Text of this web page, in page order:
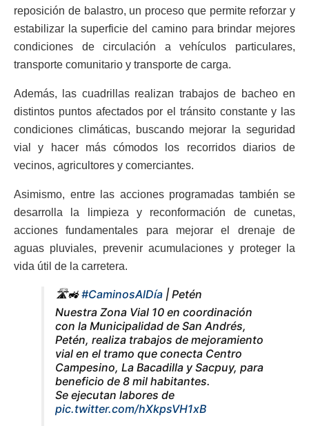
reposición de balastro, un proceso que permite reforzar y
estabilizar la superficie del camino para brindar mejores
condiciones de circulación a vehículos particulares,
transporte comunitario y transporte de carga.
Además, las cuadrillas realizan trabajos de bacheo en
distintos puntos afectados por el tránsito constante y las
condiciones climáticas, buscando mejorar la seguridad
vial y hacer más cómodos los recorridos diarios de
vecinos, agricultores y comerciantes.
Asimismo, entre las acciones programadas también se
desarrolla la limpieza y reconformación de cunetas,
acciones fundamentales para mejorar el drenaje de
aguas pluviales, prevenir acumulaciones y proteger la
vida útil de la carretera.
🛣️🚜#CaminosAlDía | Petén
Nuestra Zona Vial 10 en coordinación
con la Municipalidad de San Andrés,
Petén, realiza trabajos de mejoramiento
vial en el tramo que conecta Centro
Campesino, La Bacadilla y Sacpuy, para
beneficio de 8 mil habitantes.
Se ejecutan labores de
pic.twitter.com/hXkpsVH1xB